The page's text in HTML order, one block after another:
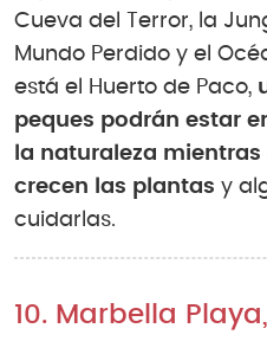
Cueva del Terror, la
Mundo Perdido y el
está el Huerto de Paco,
peques podrán estar
la naturaleza
crecen las plantas y
cuidarlas.
10. Marbella